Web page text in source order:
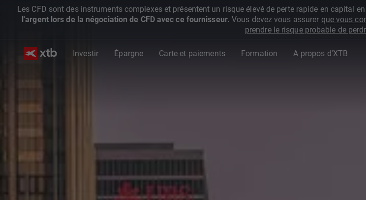
Les CFD sont des instruments complexes et présentent un risque élevé de perte rapide en capital
l'argent lors de la négociation de CFD avec ce fournisseur. Vous devez vous assurer que vous
prendre le risque probable de
Investir Épargne Carte et paiements Formation A propos d'XTB